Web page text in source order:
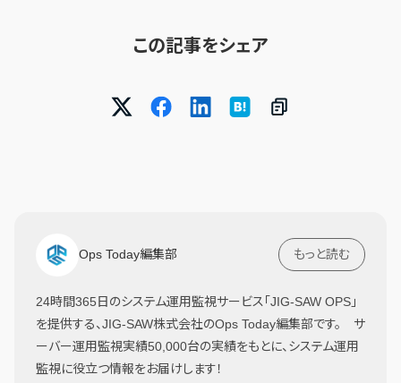
この記事をシェア
Ops Today編集部 もっと読む
24時間365日のシステム運用監視サービス「JIG-SAW OPS」
を提供する、JIG-SAW株式会社のOps Today編集部です。 サ
ーバー運用監視実績50,000台の実績をもとに、システム運用
監視に役立つ情報をお届けします！